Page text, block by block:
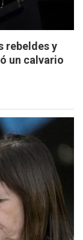
rebeldes y
un calvario